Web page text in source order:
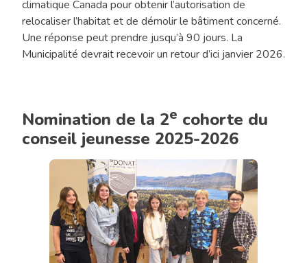
climatique Canada pour obtenir l’autorisation de
relocaliser l’habitat et de démolir le bâtiment concerné.
Une réponse peut prendre jusqu’à 90 jours. La
Municipalité devrait recevoir un retour d’ici janvier 2026.
Nomination de la 2e cohorte du
conseil jeunesse 2025-2026